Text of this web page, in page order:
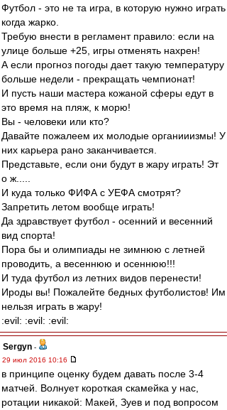
Футбол - это не та игра, в которую нужно играть
когда жарко.
Требую внести в регламент правило: если на
улице больше +25, игры отменять нахрен!
А если прогноз погоды дает такую температуру
больше недели - прекращать чемпионат!
И пусть наши мастера кожаной сферы едут в
это время на пляж, к морю!
Вы - человеки или кто?
Давайте пожалеем их молодые органииизмы! У
них карьера рано заканчивается.
Представьте, если они будут в жару играть! Эт
о ж.....
И куда только ФИФА с УЕФА смотрят?
Запретить летом вообще играть!
Да здравствует футбол - осенний и весенний
вид спорта!
Пора бы и олимпиады не зимнюю с летней
проводить, а весеннюю и осеннюю!!!
И туда футбол из летних видов перенести!
Ироды вы! Пожалейте бедных футболистов! Им
нельзя играть в жару!
:evil: :evil: :evil:
Sergyn -
29 июл 2016 10:16
в принципе оценку будем давать после 3-4
матчей. Волнует короткая скамейка у нас,
ротации никакой: Макей, Зуев и под вопросом